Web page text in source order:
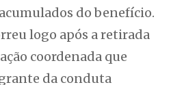
do benefício.
logo após a retirada
coordenada que
da conduta